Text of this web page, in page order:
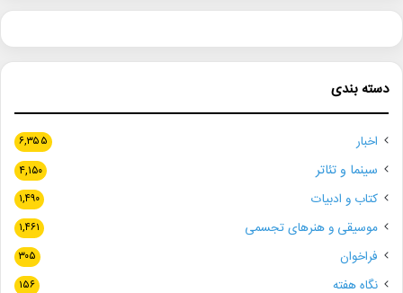
دسته بندی
اخبار ۶,۳۵۵
سینما و تئاتر ۴,۱۵۰
کتاب و ادبیات ۱,۴۹۰
موسیقی و هنرهای تجسمی ۱,۴۶۱
فراخوان ۳۰۵
نگاه هفته ۱۵۶